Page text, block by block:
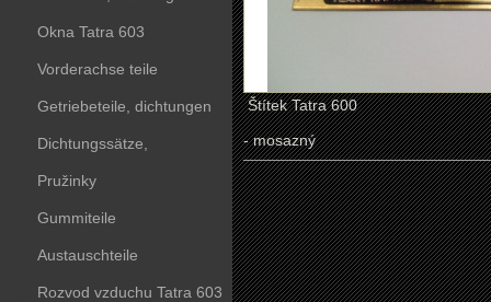
Okna Tatra 603
Vorderachse teile
Getriebeteile, dichtungen
Dichtungssätze,
dichtungskörper
Pružinky
Gummiteile
Austauschteile
Rozvod vzduchu Tatra 603
Štítek Tatra 600
- mosazný